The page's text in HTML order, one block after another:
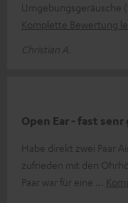
Umgebungsgeräusche
Komplette Bewertung
Christian A.
Open Ear - fast senr
Habe direkt zwei Paar
zufrieden mit den
Paar war für eine